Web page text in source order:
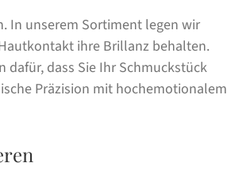
In unserem Sortiment legen wir
ihre Brillanz behalten.
dafür, dass Sie Ihr Schmuckstück
Präzision mit hochemotionalem